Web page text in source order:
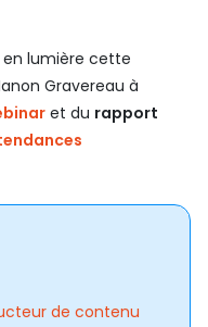
en lumière cette
Gravereau à
et du rapport
de contenu